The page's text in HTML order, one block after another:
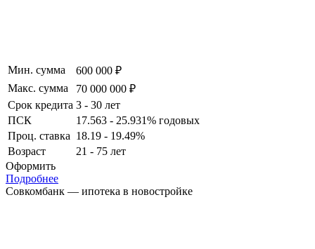
Мин. сумма
600 000 ₽
Макс. сумма
70 000 000 ₽
Срок кредита 3 - 30 лет
ПСК
17.563 - 25.931% годовых
Проц. ставка 18.19 - 19.49%
Возраст
21 - 75 лет
Оформить
Подробнее
Совкомбанк — ипотека в новостройке